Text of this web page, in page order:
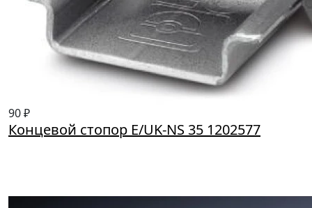
90 ₽
Концевой стопор E/UK-NS 35 1202577